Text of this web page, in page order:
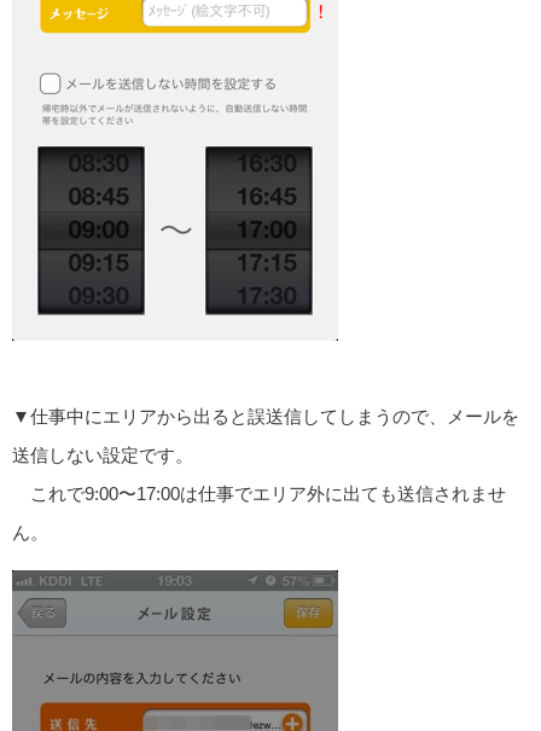
▼仕事中にエリアから出ると誤送信してしまうので、メールを
送信しない設定です。
これで9:00〜17:00は仕事でエリア外に出ても送信されませ
ん。